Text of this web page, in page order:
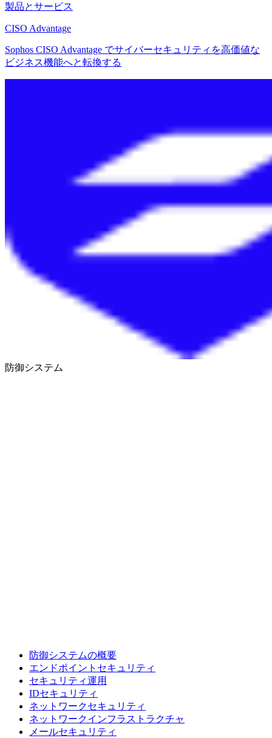
製品とサービス
CISO Advantage
Sophos CISO Advantage でサイバーセキュリティを高価値な
ビジネス機能へと転換する
防御システム
防御システムの概要
エンドポイントセキュリティ
セキュリティ運用
IDセキュリティ
ネットワークセキュリティ
ネットワークインフラストラクチャ
メールセキュリティ